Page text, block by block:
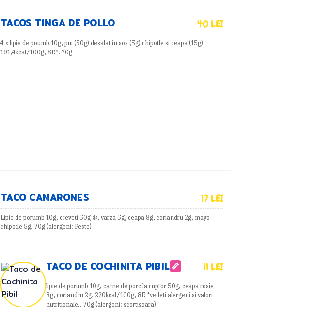
TACOS TINGA DE POLLO 40 LEI
4 x lipie de poumb 10g, pui (50g) desalat in sos (5g) chipotle si ceapa (15g).
191,4kcal/100g, 8E*. 70g
TACO CAMARONES 17 LEI
Lipie de porumb 10g, creveti 50g ❄️, varza 5g, ceapa 8g, coriandru 2g, mayo-
chipotle 5g. 70g (alergeni: Peste)
TACO DE COCHINITA PIBIL 11 LEI
lipie de porumb 10g, carne de porc la cuptor 50g, ceapa rosie
8g, coriandru 2g. 220kcal/100g, 8E *vedeti alergeni si valori
nutritionale.. 70g (alergeni: scortisoara)